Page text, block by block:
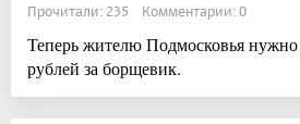
Прочитали: 235 Комментарии: 0
Теперь жителю Подмосковья нужно
рублей за борщевик.